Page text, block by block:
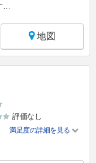
…
地図
評価なし
満足度の詳細を見る